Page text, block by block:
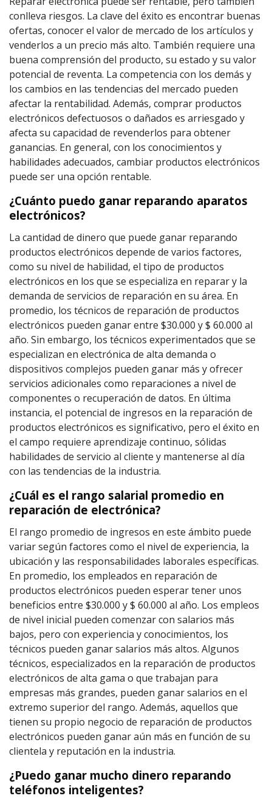
conlleva riesgos. La clave del éxito es encontrar buenas
ofertas, conocer el valor de mercado de los artículos y
venderlos a un precio más alto. También requiere una
buena comprensión del producto, su estado y su valor
potencial de reventa. La competencia con los demás y
los cambios en las tendencias del mercado pueden
afectar la rentabilidad. Además, comprar productos
electrónicos defectuosos o dañados es arriesgado y
afecta su capacidad de revenderlos para obtener
ganancias. En general, con los conocimientos y
habilidades adecuados, cambiar productos electrónicos
puede ser una opción rentable.
¿Cuánto puedo ganar reparando aparatos
electrónicos?
La cantidad de dinero que puede ganar reparando
productos electrónicos depende de varios factores,
como su nivel de habilidad, el tipo de productos
electrónicos en los que se especializa en reparar y la
demanda de servicios de reparación en su área. En
promedio, los técnicos de reparación de productos
electrónicos pueden ganar entre $30.000 y $ 60.000 al
año. Sin embargo, los técnicos experimentados que se
especializan en electrónica de alta demanda o
dispositivos complejos pueden ganar más y ofrecer
servicios adicionales como reparaciones a nivel de
componentes o recuperación de datos. En última
instancia, el potencial de ingresos en la reparación de
productos electrónicos es significativo, pero el éxito en
el campo requiere aprendizaje continuo, sólidas
habilidades de servicio al cliente y mantenerse al día
con las tendencias de la industria.
¿Cuál es el rango salarial promedio en
reparación de electrónica?
El rango promedio de ingresos en este ámbito puede
variar según factores como el nivel de experiencia, la
ubicación y las responsabilidades laborales específicas.
En promedio, los empleados en reparación de
productos electrónicos pueden esperar tener unos
beneficios entre $30.000 y $ 60.000 al año. Los empleos
de nivel inicial pueden comenzar con salarios más
bajos, pero con experiencia y conocimientos, los
técnicos pueden ganar salarios más altos. Algunos
técnicos, especializados en la reparación de productos
electrónicos de alta gama o que trabajan para
empresas más grandes, pueden ganar salarios en el
extremo superior del rango. Además, aquellos que
tienen su propio negocio de reparación de productos
electrónicos pueden ganar aún más en función de su
clientela y reputación en la industria.
¿Puedo ganar mucho dinero reparando
teléfonos inteligentes?